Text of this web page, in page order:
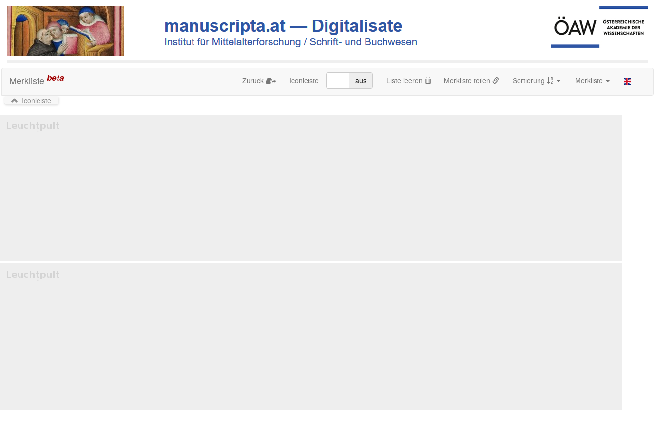
Merkliste beta Zurück Iconleiste
an aus Liste leeren Merkliste teilen Sortierung Merkliste
Iconleiste